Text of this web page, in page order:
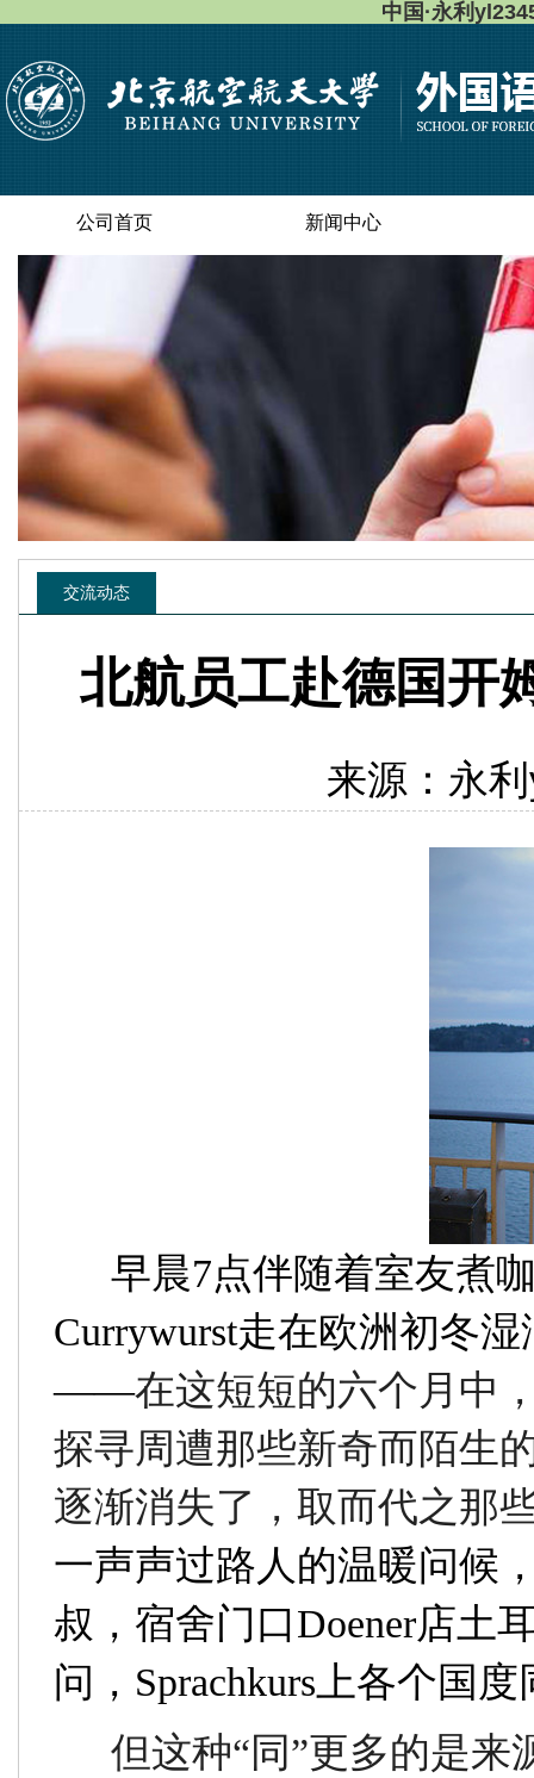
中国·永利
公司首页 新闻中心
交流动态
北航员工赴德国开
来源：永
早晨7点伴随着室友煮
Currywurst走在欧洲初冬
——在这短短的六个月中
探寻周遭那些新奇而陌生
逐渐消失了，取而代之那
一声声过路人的温暖问候
叔，宿舍门口Doener店土
问， Sprachkurs 上各个国
但这种“同”更多的是来